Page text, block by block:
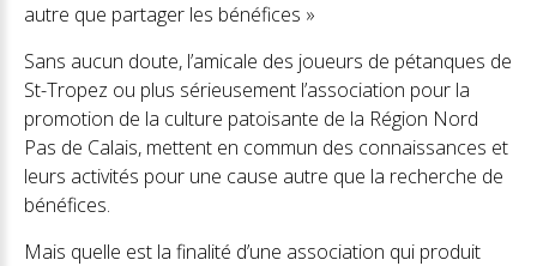
autre que partager les bénéfices »
Sans aucun doute, l’amicale des joueurs de pétanques de
St-Tropez ou plus sérieusement l’association pour la
promotion de la culture patoisante de la Région Nord
Pas de Calais, mettent en commun des connaissances et
leurs activités pour une cause autre que la recherche de
bénéfices.
Mais quelle est la finalité d’une association qui produit